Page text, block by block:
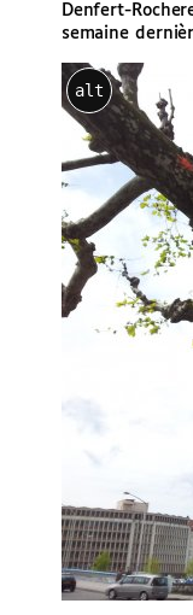
Denfert-
semaine
alt